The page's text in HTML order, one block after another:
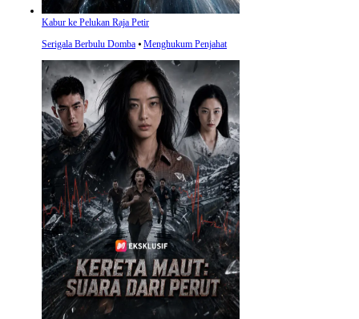
Kabur ke Pelukan Raja Petir
Serigala Berbulu Domba ⦁ Menghukum Penjahat